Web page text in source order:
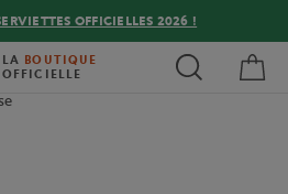
OFFICIELLES 2026 !
LA BOUTIQUE
OFFICIELLE